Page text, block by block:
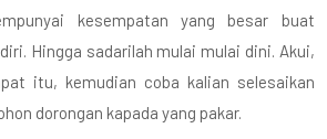
kesempatan yang besar buat
Hingga sadarilah mulai mulai dini. Akui,
itu, kemudian coba kalian selesaikan
dorongan kapada yang pakar.